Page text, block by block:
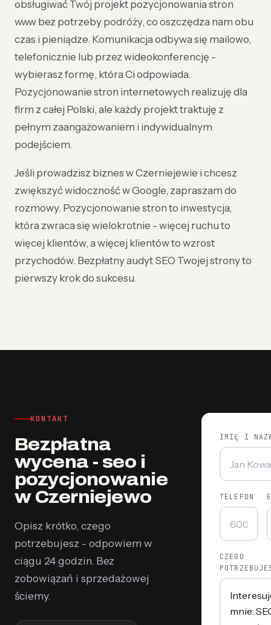
obsługiwać Twój projekt pozycjonowania stron
www bez potrzeby podróży, co oszczędza nam obu
czas i pieniądze. Komunikacja odbywa się mailowo,
telefonicznie lub przez wideokonferencję -
wybierasz formę, która Ci odpowiada.
Pozycjonowanie stron internetowych realizuję dla
firm z całej Polski, ale każdy projekt traktuję z
pełnym zaangażowaniem i indywidualnym
podejściem.
Jeśli prowadzisz biznes w Czerniejewie i chcesz
zwiększyć widoczność w Google, zapraszam do
rozmowy. Pozycjonowanie stron to inwestycja,
która zwraca się wielokrotnie - więcej ruchu to
więcej klientów, a więcej klientów to wzrost
przychodów. Bezpłatny audyt SEO Twojej strony to
pierwszy krok do sukcesu.
KONTAKT
Bezpłatna
wycena - seo i
pozycjonowanie
w Czerniejewo
Opisz krótko, czego
potrzebujesz - odpowiem w
ciągu 24 godzin. Bez
zobowiązań i sprzedażowej
ściemy.
IMIĘ I
TELEFON
CZEGO